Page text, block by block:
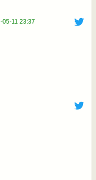
05-11 23:37